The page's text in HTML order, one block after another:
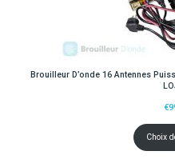
Brouilleur D’onde 16 Antennes
€
Choix